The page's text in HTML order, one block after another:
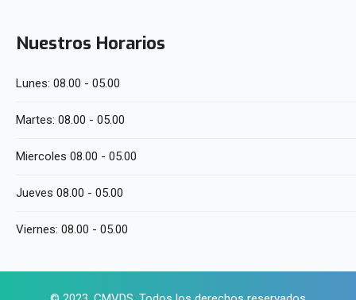
Nuestros Horarios
Lunes: 08.00 - 05.00
Martes: 08.00 - 05.00
Miercoles 08.00 - 05.00
Jueves 08.00 - 05.00
Viernes: 08.00 - 05.00